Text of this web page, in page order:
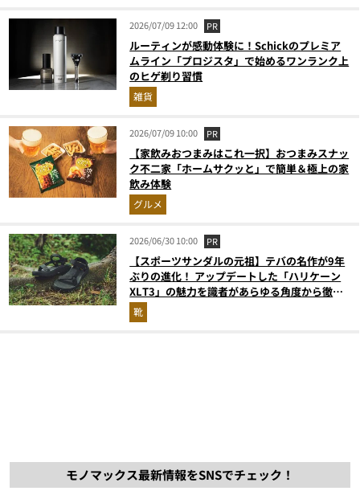
2026/07/09 12:00 PR
ルーティンが感動体験に！Schickのプレミア
ムライン「プロジスタ」で始めるワンランク上
のヒゲ剃り習慣
雑貨
2026/07/09 10:00 PR
【家飲みおつまみはこれ一択】おつまみスナッ
ク不二家「ホームサクッと」で簡単＆極上の家
飲み体験
グルメ
2026/06/30 10:00 PR
【スポーツサンダルの元祖】テバの名作が9年
ぶりの進化！ アップデートした「ハリケーン
XLT3」の魅力を識者があらゆる角度から徹底
解説！
靴
モノマックス最新情報をSNSでチェック！